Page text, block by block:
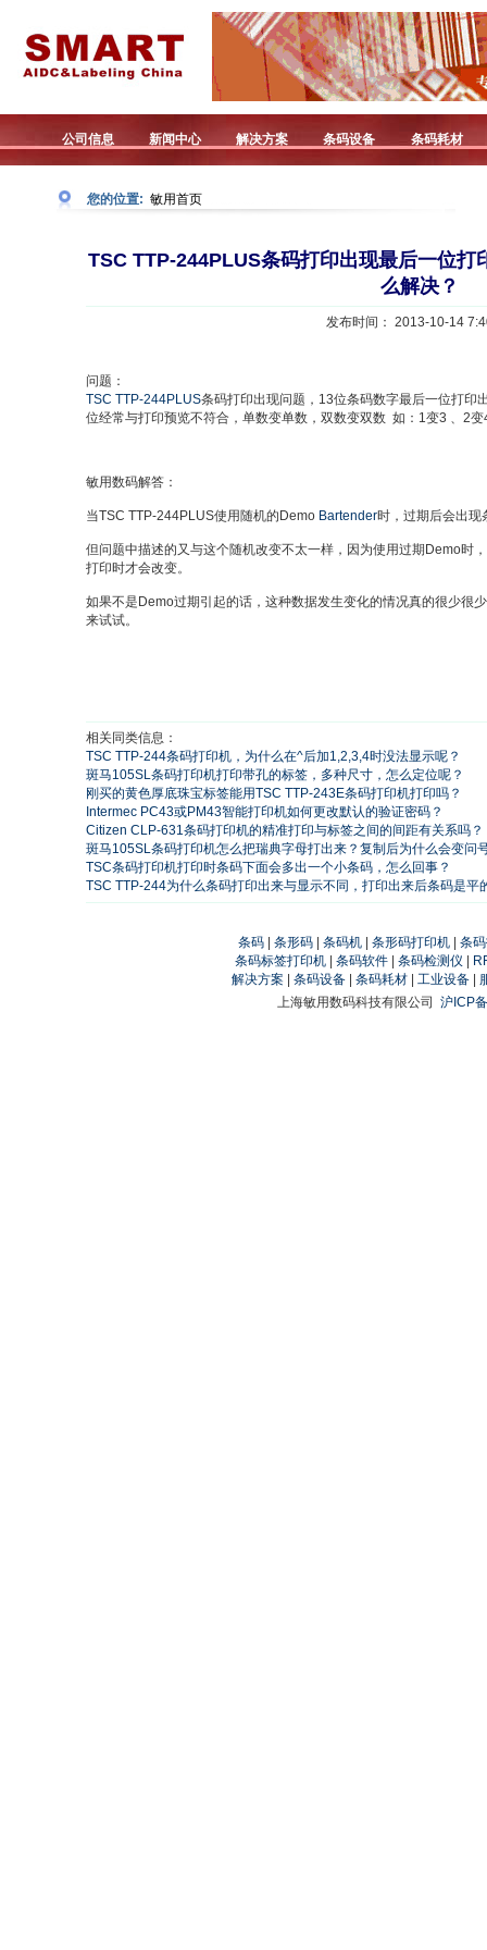
公司信息 新闻中心 解决方案 条码设备 条码耗材
您的位置: 敏用首页
TSC TTP-244PLUS条码打印出现最后一位打
么解决？
发布时间： 2013-10-14
问题：
TSC TTP-244PLUS条码打印出现问题，13位条码数字最后一位打印
位经常与打印预览不符合，单数变单数，双数变双数 如：1变3 、2
敏用数码解答：
当TSC TTP-244PLUS使用随机的Demo Bartender时，过期后会出现
但问题中描述的又与这个随机改变不太一样，因为使用过期Demo时
打印时才会改变。
如果不是Demo过期引起的话，这种数据发生变化的情况真的很少很
来试试。
相关同类信息：
TSC TTP-244条码打印机，为什么在^后加1,2,3,4时没法显示呢？
​斑马105SL条码打印机打印带孔的标签，多种尺寸，怎么定位呢？
刚买的黄色厚底珠宝标签能用TSC TTP-243E条码打印机打印吗？
Intermec PC43或PM43智能打印机如何更改默认的验证密码？
Citizen CLP-631条码打印机的精准打印与标签之间的间距有关系吗？
斑马105SL条码打印机怎么把瑞典字母打出来？复制后为什么会变问
TSC条码打印机打印时条码下面会多出一个小条码，怎么回事？
TSC TTP-244为什么条码打印出来与显示不同，打印出来后条码是平
条码 条形码 条码机 条形码打印机
条
条码标签打印机| 条码软件| 条码检测仪
解决方案
条码设备 条码耗材 工业设备
上海敏用数码科技有限公司 沪ICP